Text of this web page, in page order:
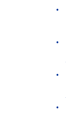
·
·
·
·